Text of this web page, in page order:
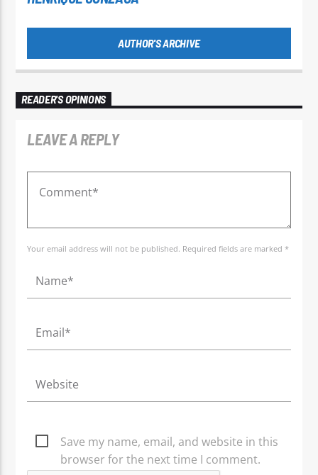
AUTHOR'S ARCHIVE
READER'S OPINIONS
LEAVE A REPLY
Your email address will not be published. Required fields are marked *
Save my name, email, and website in this
browser for the next time I comment.